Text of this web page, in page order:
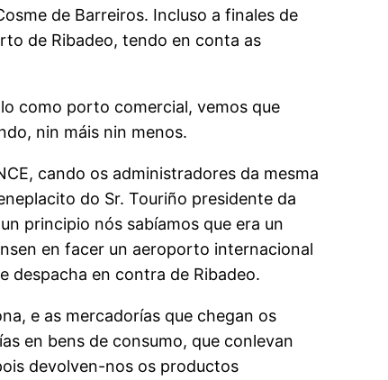
de Barreiros. Incluso a finales de
de Ribadeo, tendo en conta as
como porto comercial, vemos que
nin máis nin menos.
cando os administradores da mesma
do Sr. Touriño presidente da
principio nós sabíamos que era un
en facer un aeroporto internacional
despacha en contra de Ribadeo.
e as mercadorías que chegan os
en bens de consumo, que conlevan
devolven-nos os productos